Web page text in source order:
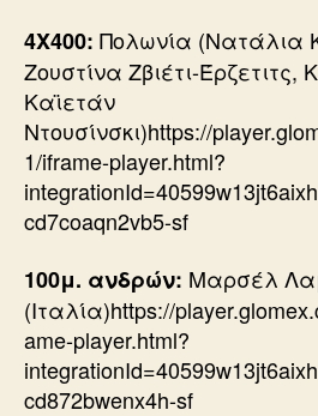
4Χ400: Πολωνία (Νατάλια
Ζουστίνα Ζβιέτι-
Καϊετάν
Ντουσίνσκι)https://
1/iframe-player.html?
cd7coaqn2vb5-sf
100μ. ανδρών: Μαρσέλ
(Ιταλία)https://
ame-player.html?
cd872bwenx4h-sf